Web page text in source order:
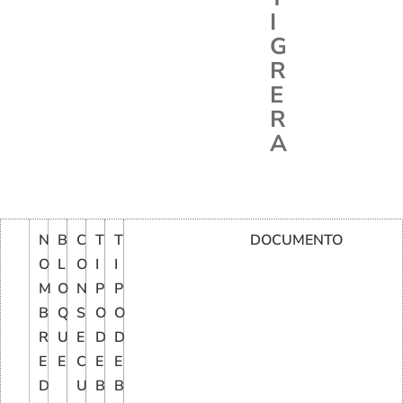
I
G
R
E
R
A
N
O
M
B
R
E
D
B
L
O
Q
U
E
C
O
N
S
E
C
U
T
I
P
O
D
E
B
T
I
P
O
D
E
B
DOCUMENTO